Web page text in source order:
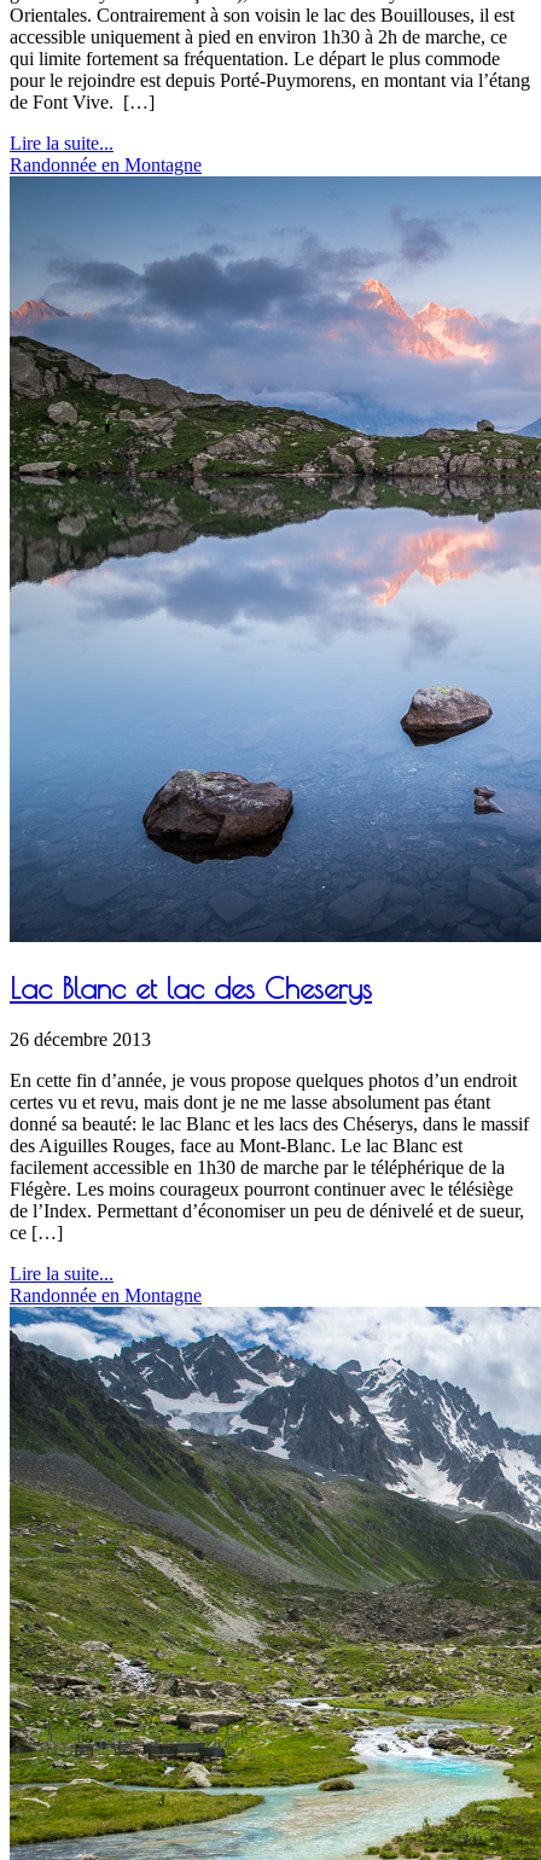
Orientales. Contrairement à son voisin le lac des Bouillouses, il est
accessible uniquement à pied en environ 1h30 à 2h de marche, ce
qui limite fortement sa fréquentation. Le départ le plus commode
pour le rejoindre est depuis Porté-Puymorens, en montant via l’étang
de Font Vive. […]
Lire la suite...
Randonnée en Montagne
Lac Blanc et lac des Cheserys
26 décembre 2013
En cette fin d’année, je vous propose quelques photos d’un endroit
certes vu et revu, mais dont je ne me lasse absolument pas étant
donné sa beauté: le lac Blanc et les lacs des Chéserys, dans le massif
des Aiguilles Rouges, face au Mont-Blanc. Le lac Blanc est
facilement accessible en 1h30 de marche par le téléphérique de la
Flégère. Les moins courageux pourront continuer avec le télésiège
de l’Index. Permettant d’économiser un peu de dénivelé et de sueur,
ce […]
Lire la suite...
Randonnée en Montagne